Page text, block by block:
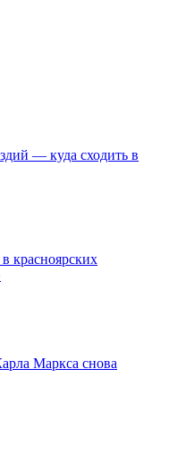
— куда сходить в
красноярских
Маркса снова